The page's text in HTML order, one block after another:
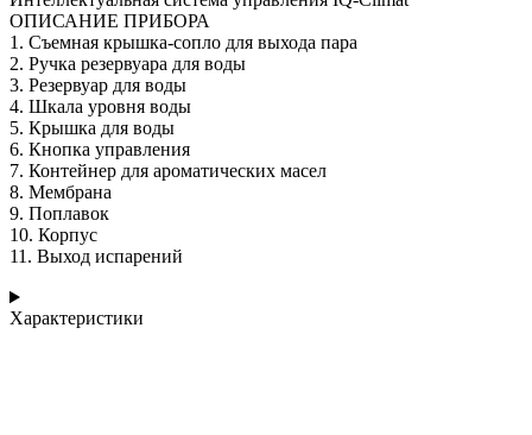
ОПИСАНИЕ ПРИБОРА
1. Съемная крышка-сопло для выхода пара
2. Ручка резервуара для воды
3. Резервуар для воды
4. Шкала уровня воды
5. Крышка для воды
6. Кнопка управления
7. Контейнер для ароматических масел
8. Мембрана
9. Поплавок
10. Корпус
11. Выход испарений
Характеристики